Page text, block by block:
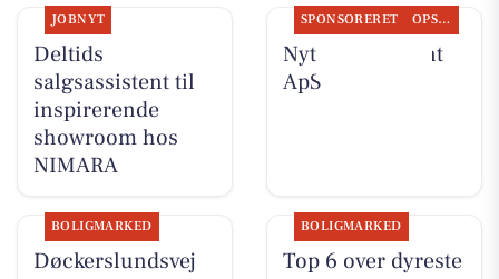
JOBNYT
Deltids
salgsassistent til
inspirerende
showroom hos
NIMARA
SPONSORERET OPSLAGSTAVLEN
Nyt fra Fairpaint
ApS
BOLIGMARKED
Døckerslundsvej
BOLIGMARKED
Top 6 over dyreste